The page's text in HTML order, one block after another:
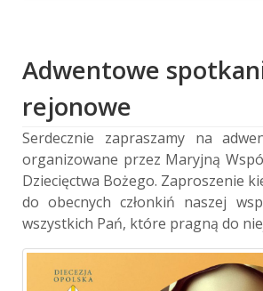
Adwentowe
rejonowe
Serdecznie zapraszamy na
organizowane przez Maryjną
Dziecięctwa Bożego. Zaproszenie
do obecnych członkiń naszej
wszystkich Pań, które pragną do